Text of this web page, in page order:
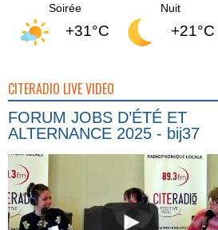
Soirée
+31°C
Nuit
+21°C
CITERADIO LIVE VIDEO
FORUM JOBS D’ÉTÉ ET
ALTERNANCE 2025 - bij37